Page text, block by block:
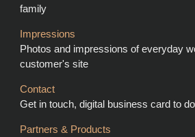
family
Impressions
Photos and impressions of everyday
customer's site
Contact
Get in touch, digital business card to
Partners & Products